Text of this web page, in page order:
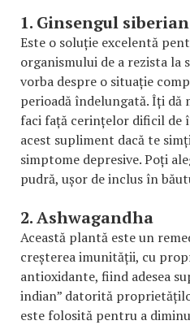
1. Ginsengul siberian
Este o soluție excelentă
organismului de a rezista la
vorba despre o situație
perioadă îndelungată. Îți dă
faci față cerințelor dificil de
acest supliment dacă te
simptome depresive. Poți
pudră, ușor de inclus în
2. Ashwagandha
Această plantă este un
creșterea imunității, cu
antioxidante, fiind adesea
indian” datorită
este folosită pentru a